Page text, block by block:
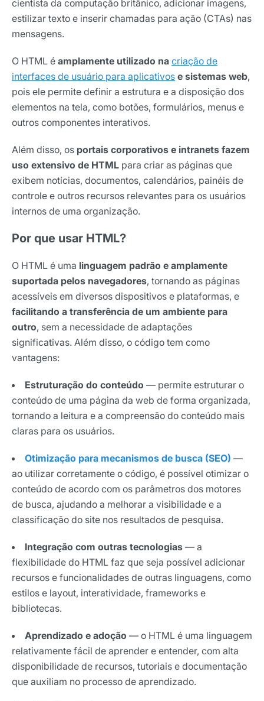
cientista da computação britânico, adicionar imagens,
estilizar texto e inserir chamadas para ação (CTAs) nas
mensagens.
O HTML é amplamente utilizado na criação de
interfaces de usuário para aplicativos e sistemas web,
pois ele permite definir a estrutura e a disposição dos
elementos na tela, como botões, formulários, menus e
outros componentes interativos.
Além disso, os portais corporativos e intranets fazem
uso extensivo de HTML para criar as páginas que
exibem notícias, documentos, calendários, painéis de
controle e outros recursos relevantes para os usuários
internos de uma organização.
Por que usar HTML?
O HTML é uma linguagem padrão e amplamente
suportada pelos navegadores, tornando as páginas
acessíveis em diversos dispositivos e plataformas, e
facilitando a transferência de um ambiente para
outro, sem a necessidade de adaptações
significativas. Além disso, o código tem como
vantagens:
Estruturação do conteúdo — permite estruturar o
conteúdo de uma página da web de forma organizada,
tornando a leitura e a compreensão do conteúdo mais
claras para os usuários.
Otimização para mecanismos de busca (SEO) —
ao utilizar corretamente o código, é possível otimizar o
conteúdo de acordo com os parâmetros dos motores
de busca, ajudando a melhorar a visibilidade e a
classificação do site nos resultados de pesquisa.
Integração com outras tecnologias — a
flexibilidade do HTML faz que seja possível adicionar
recursos e funcionalidades de outras linguagens, como
estilos e layout, interatividade, frameworks e
bibliotecas.
Aprendizado e adoção — o HTML é uma linguagem
relativamente fácil de aprender e entender, com alta
disponibilidade de recursos, tutoriais e documentação
que auxiliam no processo de aprendizado.